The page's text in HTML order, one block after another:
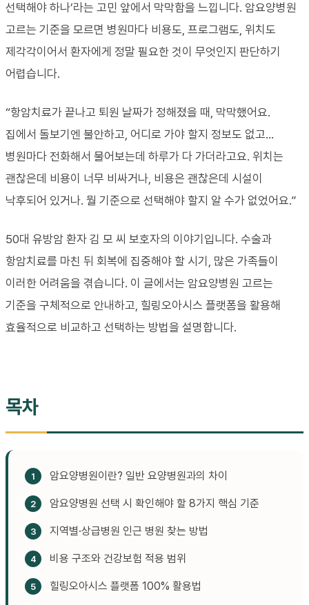
선택해야 하나’라는 고민 앞에서 막막함을 느낍니다. 암요양병원
고르는 기준을 모르면 병원마다 비용도, 프로그램도, 위치도
제각각이어서 환자에게 정말 필요한 것이 무엇인지 판단하기
어렵습니다.
“항암치료가 끝나고 퇴원 날짜가 정해졌을 때, 막막했어요.
집에서 돌보기엔 불안하고, 어디로 가야 할지 정보도 없고…
병원마다 전화해서 물어보는데 하루가 다 가더라고요. 위치는
괜찮은데 비용이 너무 비싸거나, 비용은 괜찮은데 시설이
낙후되어 있거나. 뭘 기준으로 선택해야 할지 알 수가 없었어요.”
50대 유방암 환자 김 모 씨 보호자의 이야기입니다. 수술과
항암치료를 마친 뒤 회복에 집중해야 할 시기, 많은 가족들이
이러한 어려움을 겪습니다. 이 글에서는 암요양병원 고르는
기준을 구체적으로 안내하고, 힐링오아시스 플랫폼을 활용해
효율적으로 비교하고 선택하는 방법을 설명합니다.
목차
암요양병원이란? 일반 요양병원과의 차이
암요양병원 선택 시 확인해야 할 8가지 핵심 기준
지역별·상급병원 인근 병원 찾는 방법
비용 구조와 건강보험 적용 범위
힐링오아시스 플랫폼 100% 활용법